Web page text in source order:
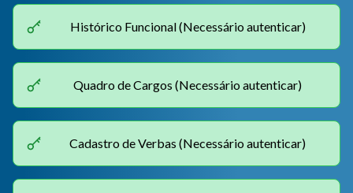
Histórico Funcional (Necessário autenticar)
Quadro de Cargos (Necessário autenticar)
Cadastro de Verbas (Necessário autenticar)